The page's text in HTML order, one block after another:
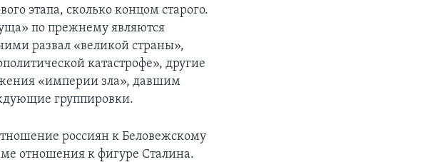
этапа, сколько концом старого.
по прежнему являются
развал «великой страны»,
катастрофе», другие
«империи зла», давшим
группировки.
россиян к Беловежскому
отношения к фигуре Сталина.